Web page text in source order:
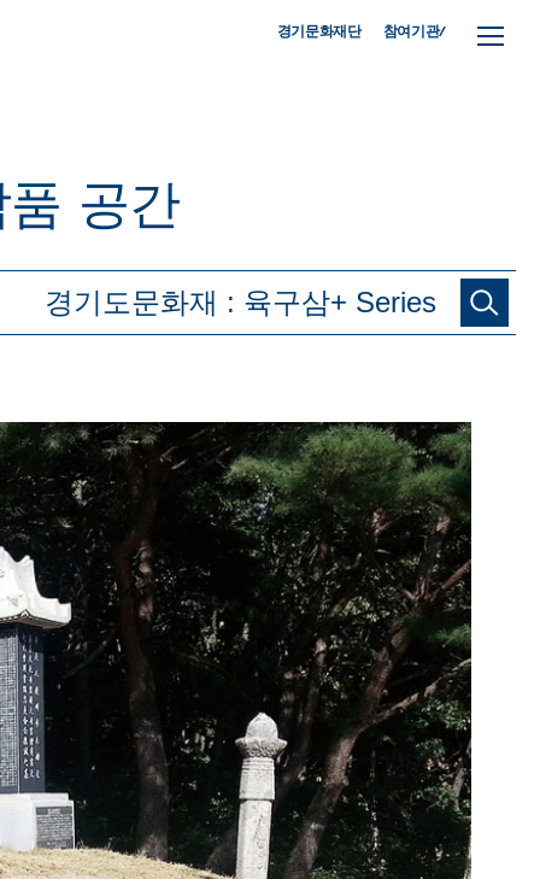
경기문화재단 참여기관/
공간